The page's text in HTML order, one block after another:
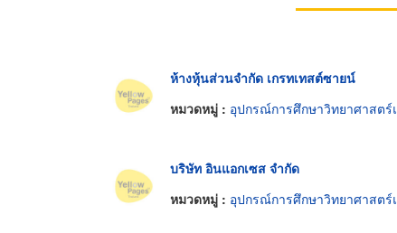
ห้างหุ้นส่วนจำกัด เกรทเทสต์ซายน์
หมวดหมู่ : อุปกรณ์การศึกษาวิทยาศาสตร์และห้องทดล
บริษัท อินแอกเซส จำกัด
หมวดหมู่ : อุปกรณ์การศึกษาวิทยาศาสตร์และห้องทดล